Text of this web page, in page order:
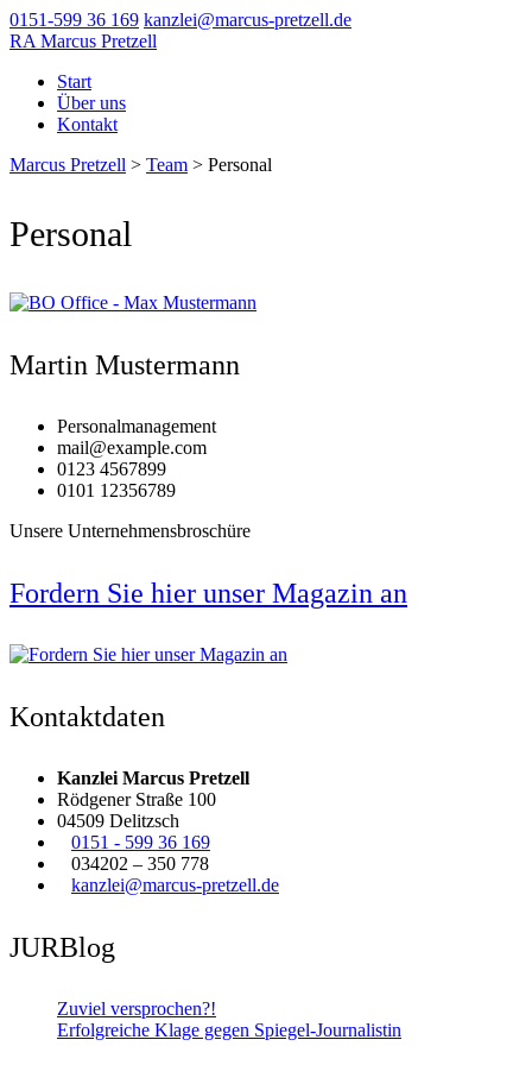
0151-599 36 169 kanzlei@marcus-pretzell.de
RA Marcus Pretzell
Start
Über uns
Kontakt
Marcus Pretzell > Team > Personal
Personal
Martin Mustermann
Personalmanagement
mail@example.com
0123 4567899
0101 12356789
Unsere Unternehmensbroschüre
Fordern Sie hier unser Magazin an
Kontaktdaten
Kanzlei Marcus Pretzell
Rödgener Straße 100
04509 Delitzsch
0151 - 599 36 169
034202 – 350 778
kanzlei@marcus-pretzell.de
JURBlog
Zuviel versprochen?!
Erfolgreiche Klage gegen Spiegel-Journalistin